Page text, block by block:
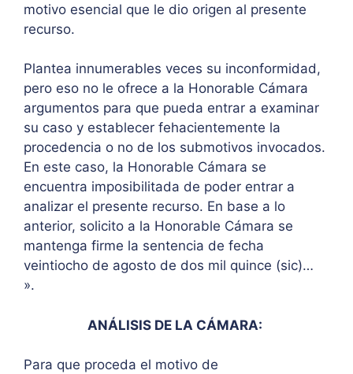
motivo esencial que le dio origen al presente
recurso.
Plantea innumerables veces su inconformidad,
pero eso no le ofrece a la Honorable Cámara
argumentos para que pueda entrar a examinar
su caso y establecer fehacientemente la
procedencia o no de los submotivos invocados.
En este caso, la Honorable Cámara se
encuentra imposibilitada de poder entrar a
analizar el presente recurso. En base a lo
anterior, solicito a la Honorable Cámara se
mantenga firme la sentencia de fecha
veintiocho de agosto de dos mil quince (sic)…
».
ANÁLISIS DE LA CÁMARA:
Para que proceda el motivo de